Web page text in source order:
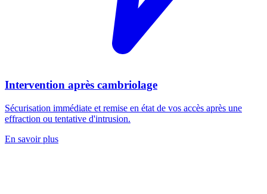
Intervention après cambriolage
Sécurisation immédiate et remise en état de vos accès après une
effraction ou tentative d'intrusion.
En savoir plus